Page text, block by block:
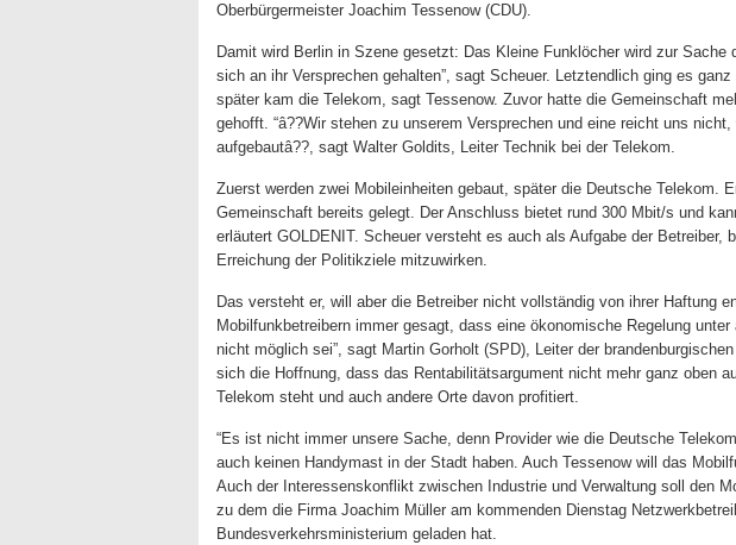
Oberbürgermeister Joachim Tessenow (CDU).
Damit wird Berlin in Szene gesetzt: Das Kleine Funklöcher wird zur Sache
sich an ihr Versprechen gehalten”, sagt Scheuer. Letztendlich ging es
später kam die Telekom, sagt Tessenow. Zuvor hatte die Gemeinschaft
gehofft. “â??Wir stehen zu unserem Versprechen und eine reicht uns
aufgebautâ??, sagt Walter Goldits, Leiter Technik bei der Telekom.
Zuerst werden zwei Mobileinheiten gebaut, später die Deutsche Telekom.
Gemeinschaft bereits gelegt. Der Anschluss bietet rund 300 Mbit/s und
erläutert GOLDENIT. Scheuer versteht es auch als Aufgabe der Betreiber,
Erreichung der Politikziele mitzuwirken.
Das versteht er, will aber die Betreiber nicht vollständig von ihrer Haftung
Mobilfunkbetreibern immer gesagt, dass eine ökonomische Regelung
nicht möglich sei”, sagt Martin Gorholt (SPD), Leiter der
sich die Hoffnung, dass das Rentabilitätsargument nicht mehr ganz oben
Telekom steht und auch andere Orte davon profitiert.
“Es ist nicht immer unsere Sache, denn Provider wie die Deutsche
auch keinen Handymast in der Stadt haben. Auch Tessenow will das
Auch der Interessenskonflikt zwischen Industrie und Verwaltung soll den
zu dem die Firma Joachim Müller am kommenden Dienstag
Bundesverkehrsministerium geladen hat.